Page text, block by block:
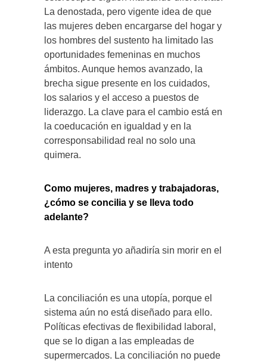
La denostada, pero vigente idea de que
las mujeres deben encargarse del hogar y
los hombres del sustento ha limitado las
oportunidades femeninas en muchos
ámbitos. Aunque hemos avanzado, la
brecha sigue presente en los cuidados,
los salarios y el acceso a puestos de
liderazgo. La clave para el cambio está en
la coeducación en igualdad y en la
corresponsabilidad real no solo una
quimera.
Como mujeres, madres y trabajadoras,
¿cómo se concilia y se lleva todo
adelante?
A esta pregunta yo añadiría sin morir en el
intento
La conciliación es una utopía, porque el
sistema aún no está diseñado para ello.
Políticas efectivas de flexibilidad laboral,
que se lo digan a las empleadas de
supermercados. La conciliación no puede